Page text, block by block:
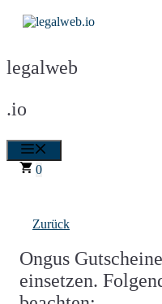
Zum
Inhalt
legalweb
.io
0
Zurück
Ongus
einsetzen.